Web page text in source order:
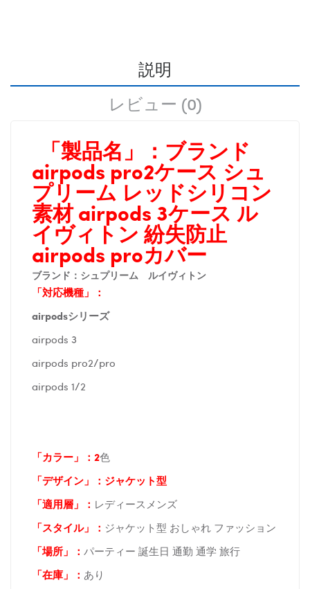
説明
レビュー (0)
「製品名」： ブランド
airpods pro2ケース シュ
プリーム レッドシリコン
素材 airpods 3ケース ル
イヴィトン 紛失防止
airpods proカバー
ブランド：シュプリーム ルイヴィトン
「対応機種」：
airpodsシリーズ
airpods 3
airpods pro2/pro
airpods 1/2
「カラー」：2色
「デザイン」
：ジャケット型
「適用層」： レディースメンズ
「スタイル」： ジャケット型 おしゃれ ファッション
「場所 」： パーティー 誕生日 通勤 通学 旅行
「在庫 」： あり